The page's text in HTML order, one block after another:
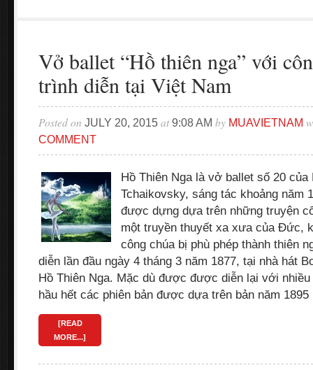
Vở ballet “Hồ thiên nga” với
trình diễn tại Việt Nam
Posted on JULY 20, 2015 at9:08 AM by MUAVIETNAM
COMMENT
Hồ Thiên Nga là vở ballet số 20
Tchaikovsky, sáng tác khoảng năm
được dựng dựa trên những truyện
một truyền thuyết xa xưa của Đức,
công chúa bị phù phép thành thiên
diễn lần đầu ngày 4 tháng 3 năm 1877, tại nhà hát
Hồ Thiên Nga. Mặc dù được được diễn lại với nhiều
hầu hết các phiên bản được dựa trên bản năm
[READ
MORE...]